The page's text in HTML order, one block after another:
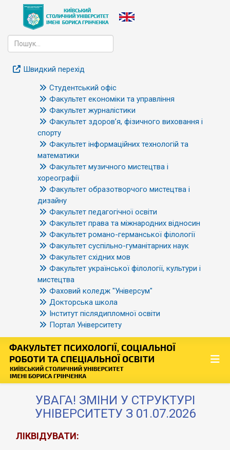
Швидкий перехід
Студентський офіс
Факультет економіки та управління
Факультет журналістики
Факультет здоров’я, фізичного виховання і
спорту
Факультет інформаційних технологій та
математики
Факультет музичного мистецтва і
хореографії
Факультет образотворчого мистецтва і
дизайну
Факультет педагогічної освіти
Факультет права та міжнародних відносин
Факультет романо-германської філології
Факультет суспільно-гуманітарних наук
Факультет східних мов
Факультет української філології, культури і
мистецтва
Фаховий коледж "Універсум"
Докторська школа
Інститут післядипломної освіти
Портал Університету
УВАГА! ЗМІНИ У СТРУКТУРІ
УНІВЕРСИТЕТУ З 01.07.2026
ЛІКВІДУВАТИ: